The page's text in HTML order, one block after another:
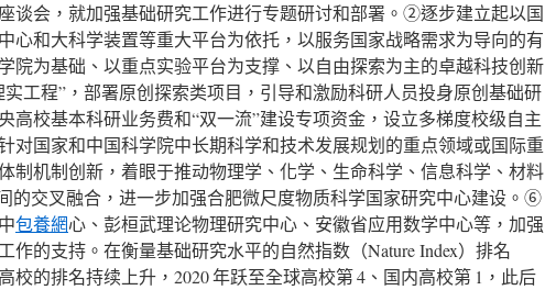
谈会，就加强基础研究工作进行专题研讨和部署。②逐步建立起以国
心和大科学装置等重大平台为依托，以服务国家战略需求为导向的有
院为基础、以重点实验平台为支撑、以自由探索为主的卓越科技创新
工程”，部署原创探索类项目，引导和激励科研人员投身原创基础研
央高校基本科研业务费和“双一流”建设专项资金，设立多梯度校级自主
对国家和中国科学院中长期科学和技术发展规划的重点领域或国际重
制机制创新，着眼于推动物理学、化学、生命科学、信息科学、材料
的交叉融合，进一步加强合肥微尺度物质科学国家研究中心建设。⑥
包養網心、彭桓武理论物理研究中心、安徽省应用数学中心等，加强
作的支持。在衡量基础研究水平的自然指数（Nature Index）排名
校的排名持续上升，2020 年跃至全球高校第 4、国内高校第 1，此后